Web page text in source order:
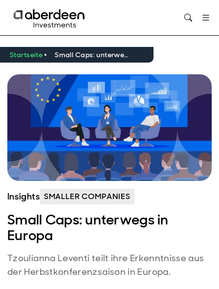
Startseite Small Caps: unterwegs in Europa
Insights SMALLER COMPANIES
Small Caps: unterwegs in
Europa
Tzoulianna Leventi teilt ihre Erkenntnisse aus
der Herbstkonferenzsaison in Europa.